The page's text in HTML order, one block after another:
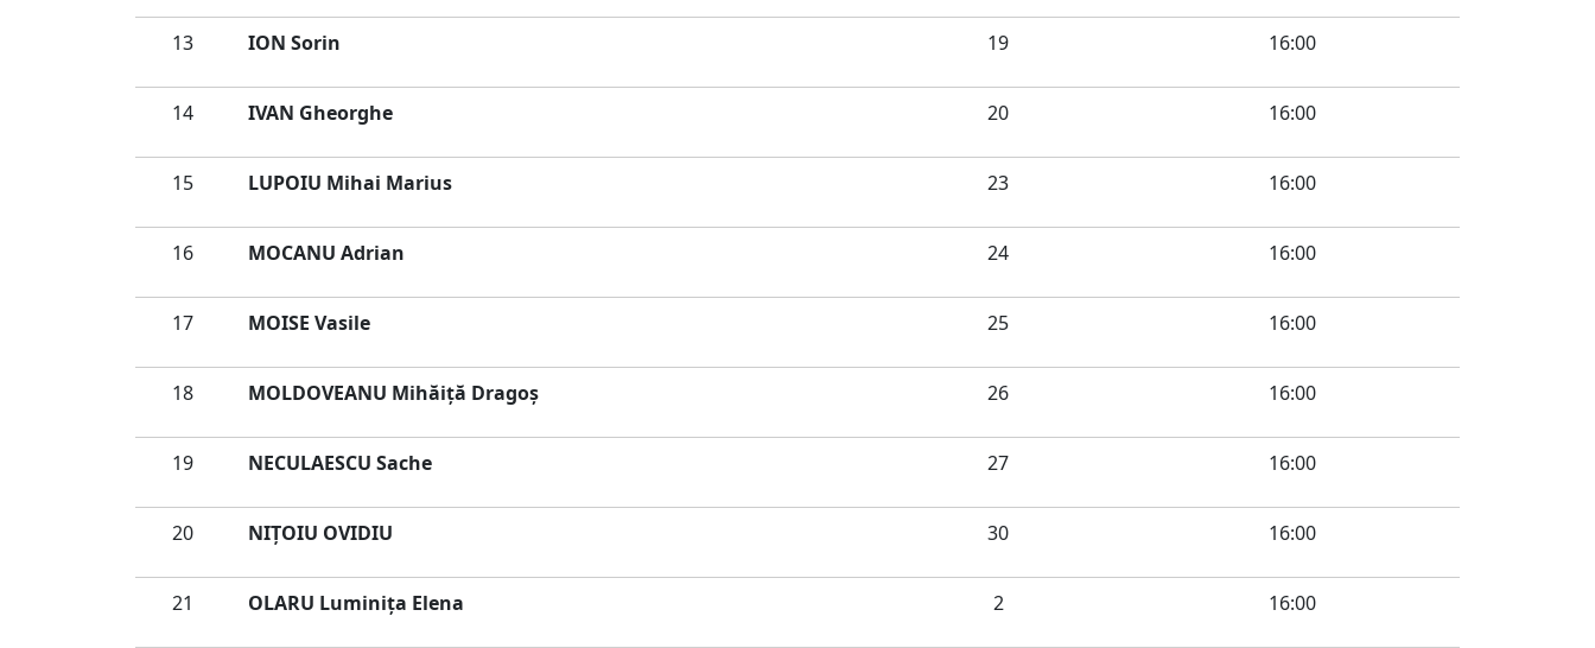
13 ION Sorin 19 16:00
14 IVAN Gheorghe 20 16:00
15 LUPOIU Mihai Marius 23 16:00
16 MOCANU Adrian 24 16:00
17 MOISE Vasile 25 16:00
18 MOLDOVEANU Mihăiţă Dragoş 26 16:00
19 NECULAESCU Sache 27 16:00
20 NIȚOIU OVIDIU 30 16:00
21 OLARU Luminiţa Elena 2 16:00